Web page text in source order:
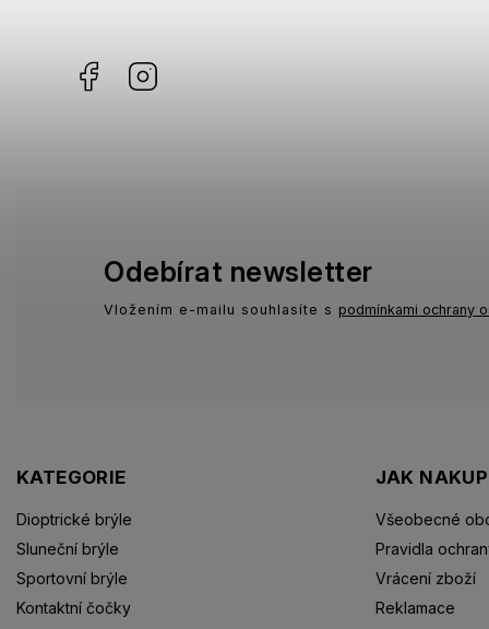
Facebook
KATEGORIE
Dioptrické brýle
Sluneční brýle
Sportovní brýle
Kontaktní čočky
JAK
Všeobecné
Pravidla
Vrácení zboží
Reklamace
Odebírat newsletter
Vložením e-mailu souhlasíte s podmínkami ochrany